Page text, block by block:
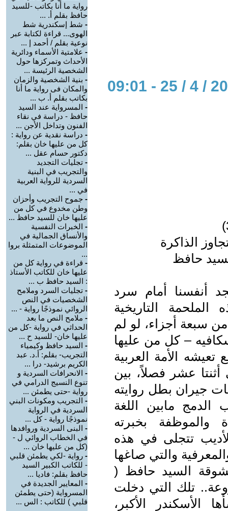
الذاكرة
حافظ
أنفسنا أمام سرد
التاريخية
من سبعة أجزاء، لو لم
– كل من عليها
الأمة العربية
أثنتا عشر فصلاً، بين
جيران بطل روايته
مابين اللغة
والموظفة بخبرته
تتجلى في هذه
والتي صاغها
السيد حافظ (
تلك التي دخلت
الأسكندر الأكبر،
رواية ما أنا بكاتب -للسيد
حافظ بقلم أ. ...
- شط إسكندرية شط
الهوى... قراءة لكتابة عبر
نوعية بقلم / أحمد إ ...
- علامتية الأسماء ودائرية
الأحداث وتمركزها حول
الشخصية الرئيسة ...
- بنية الشخصية والزمان
والمكان فى رواية ما أنا
بكاتب بقلم أ. ب ...
- المسرواية عند السيد
حافظ - دراسة في نقاء
الفنون وتداخل الأجن ...
- دراسة نقدية عن رواية :
كل من عليها خان بقلم:
دكتور حسام عقل ...
- تجليات التجديد
والتجريب في البنية
السردية للرواية العربية
في ...
- جموح التجريب وأحزان
وطن مخدوع في كل من
عليها خان للسيد حافظ ...
- الخبرات النفسية
والأنساق الجمالية في
الموضوعات المتمثلة بروا
...
- قراءة في رواية كل من
عليها خان للكاتب الأستاذ
: السيد حافظ ب ...
- تجليات السرد وملامح
الشخصيات في النص
الروائي نموذجًا رواية - ...
- ملامح النص ما بعد
الحداثي في رواية -كل من
عليها خان- للسيد ح ...
- السيد حافظ وكيمياء
التجريب- بقلم: أ.د. عبد
الكريم برشيد- درا ...
- الانحرافات السردية و
تنوع النسيج الدرامي في
رواية -حتى يطمئن ...
- التجريب ومكونات البني
السردية في الرواية
نموذجًا رواية - كل ...
- البنى السردية وروافدها
في الخطاب الروائي ل -
(كل من عليها خان ...
- رواية -لكي يطمئن قلبي
- للكاتب الكبير السيد
حافظ بقلم: فاديا ...
- المعايير الجديدة في
المسرواية (حتى يطمئن
قلبي ) للكاتب : الس ...